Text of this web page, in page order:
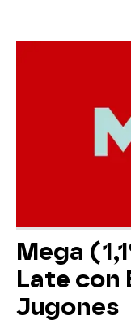
Mega
Late con
Jugones